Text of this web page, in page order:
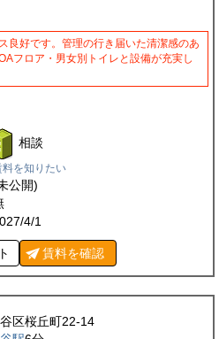
良好です。管理の行き届いた清潔感のあ
フロア・男女別トイレと設備が充実し
相談
料を知りたい
公開)
4/1
賃料を確認
区桜丘町22-14